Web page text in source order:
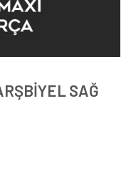
SAĞ